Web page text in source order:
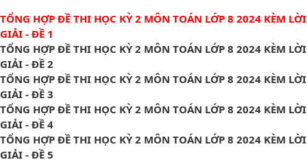
TỔNG HỢP ĐỀ THI HỌC KỲ 2 MÔN TOÁN LỚP 8 2024 KÈM LỜI
GIẢI - ĐỀ 1
TỔNG HỢP ĐỀ THI HỌC KỲ 2 MÔN TOÁN LỚP 8 2024 KÈM LỜI
GIẢI - ĐỀ 2
TỔNG HỢP ĐỀ THI HỌC KỲ 2 MÔN TOÁN LỚP 8 2024 KÈM LỜI
GIẢI - ĐỀ 3
TỔNG HỢP ĐỀ THI HỌC KỲ 2 MÔN TOÁN LỚP 8 2024 KÈM LỜI
GIẢI - ĐỀ 4
TỔNG HỢP ĐỀ THI HỌC KỲ 2 MÔN TOÁN LỚP 8 2024 KÈM LỜI
GIẢI - ĐỀ 5